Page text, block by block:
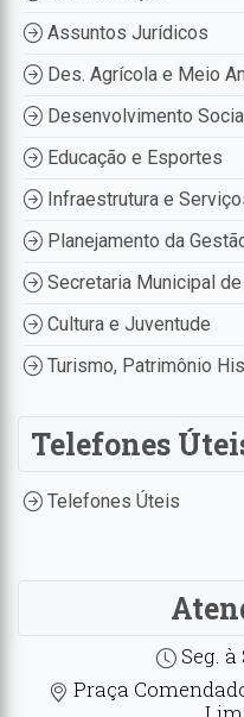
Assuntos Jurídicos
Des. Agrícola e Meio
Desenvolvimento Social
Educação e Esportes
Infraestrutura e
Planejamento da
Secretaria Municipal
Cultura e Juventude
Turismo, Patrimônio
Telefones
Telefones Úteis
Seg.
Praça